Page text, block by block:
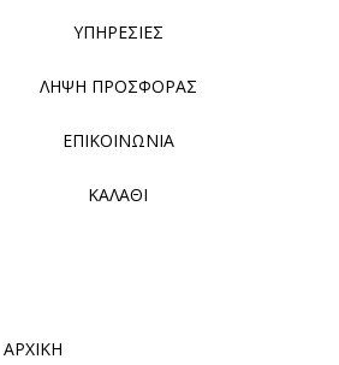
ΥΠΗΡΕΣΙΕΣ
ΛΗΨΗ ΠΡΟΣΦΟΡΑΣ
ΕΠΙΚΟΙΝΩΝΙΑ
ΚΑΛΑΘΙ
ΑΡΧΙΚΗ